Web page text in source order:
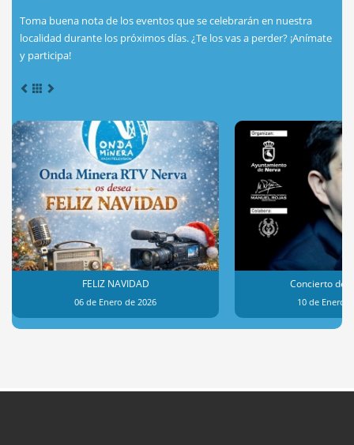
Toma buena nota de los eventos que se celebrarán en nuestra
localidad durante los próximos días. ¿Te los vas a perder? ¡Anímate
y participa!
FELIZ NAVIDAD
06 de Enero de 2026
Concierto de
10 de Enero